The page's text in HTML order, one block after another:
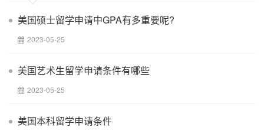
美国硕士留学申请中GPA有多重要呢?
2023-05-25
美国艺术生留学申请条件有哪些
2023-05-25
美国本科留学申请条件